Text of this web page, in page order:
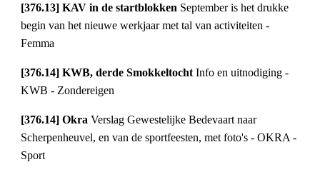
[376.13] KAV in de startblokken September is het drukke
begin van het nieuwe werkjaar met tal van activiteiten -
Femma
[376.14] KWB, derde SmokkeltochtInfo en uitnodiging -
KWB - Zondereigen
[376.14] OkraVerslag Gewestelijke Bedevaart naar
Scherpenheuvel, en van de sportfeesten, met foto's - OKRA -
Sport